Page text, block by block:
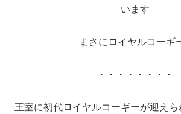
います
まさにロイヤルコーギ
・・・・・・・・
王室に初代ロイヤルコーギーが迎えら